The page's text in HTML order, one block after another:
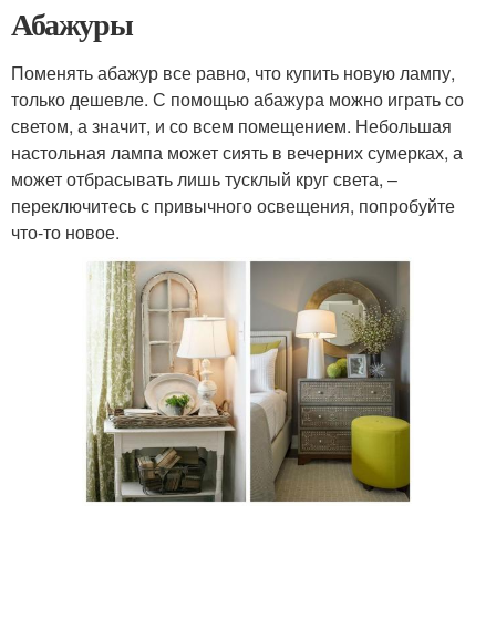
Абажуры
Поменять абажур все равно, что купить новую лампу,
только дешевле. С помощью абажура можно играть со
светом, а значит, и со всем помещением. Небольшая
настольная лампа может сиять в вечерних сумерках, а
может отбрасывать лишь тусклый круг света, –
переключитесь с привычного освещения, попробуйте
что-то новое.